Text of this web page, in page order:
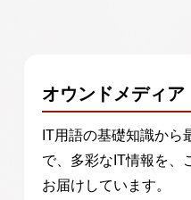
オウンドメディア
IT用語の基礎知識から
で、多彩なIT情報を、
お届けしています。